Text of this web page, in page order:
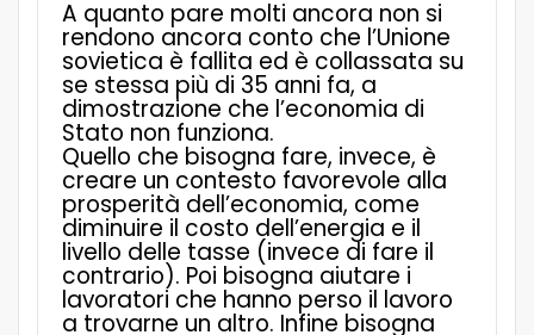
A quanto pare molti ancora non si
rendono ancora conto che l’Unione
sovietica è fallita ed è collassata su
se stessa più di 35 anni fa, a
dimostrazione che l’economia di
Stato non funziona.
Quello che bisogna fare, invece, è
creare un contesto favorevole alla
prosperità dell’economia, come
diminuire il costo dell’energia e il
livello delle tasse (invece di fare il
contrario). Poi bisogna aiutare i
lavoratori che hanno perso il lavoro
a trovarne un altro. Infine bisogna